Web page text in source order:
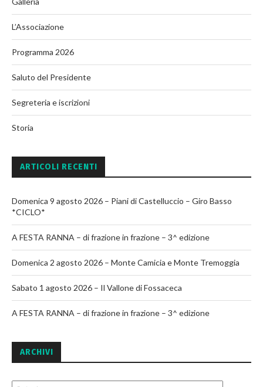
L’Associazione
Programma 2026
Saluto del Presidente
Segreteria e iscrizioni
Storia
ARTICOLI RECENTI
Domenica 9 agosto 2026 – Piani di Castelluccio – Giro Basso
*CICLO*
A FESTA RANNA – di frazione in frazione – 3^ edizione
Domenica 2 agosto 2026 – Monte Camicia e Monte Tremoggia
Sabato 1 agosto 2026 – Il Vallone di Fossaceca
A FESTA RANNA – di frazione in frazione – 3^ edizione
ARCHIVI